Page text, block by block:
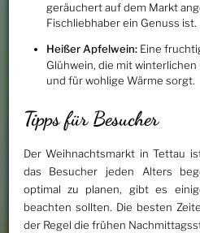
geräuchert auf dem Markt
Fischliebhaber ein Genuss ist.
Heißer Apfelwein:Eine
Glühwein, die mit
und für wohlige Wärme sorgt.
Tipps für Besucher
Der Weihnachtsmarkt in Tettau
das Besucher jeden Alters
optimal zu planen, gibt es
beachten sollten. Die besten
der Regel die frühen